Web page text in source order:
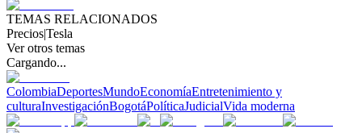
TEMAS RELACIONADOS
Precios|Tesla
Ver otros temas
Cargando...
ColombiaDeportesMundoEconomíaEntretenimiento y
culturaInvestigaciónBogotáPolíticaJudicialVida moderna